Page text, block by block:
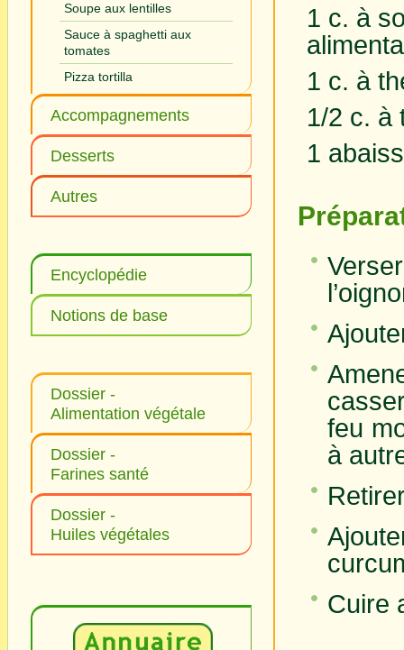
Soupe aux lentilles
Sauce à spaghetti aux
tomates
Pizza tortilla
Accompagnements
Desserts
Autres
Encyclopédie
Notions de base
Dossier -
Alimentation végétale
Dossier -
Farines santé
Dossier -
Huiles végétales
1 c. à
1 c. à
1/2 c. à
1
feu
à
Cuire